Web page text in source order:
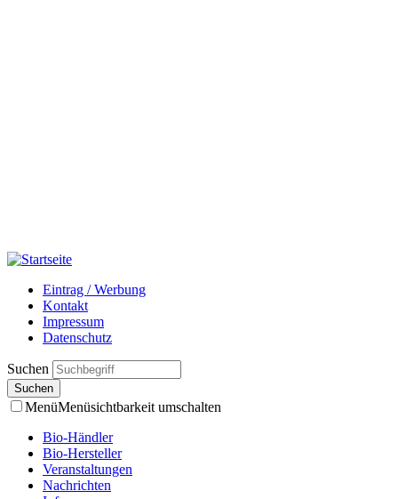
Eintrag / Werbung
Kontakt
Impressum
Datenschutz
Suchen
MenüMenüsichtbarkeit umschalten
Bio-Händler
Bio-Hersteller
Veranstaltungen
Nachrichten